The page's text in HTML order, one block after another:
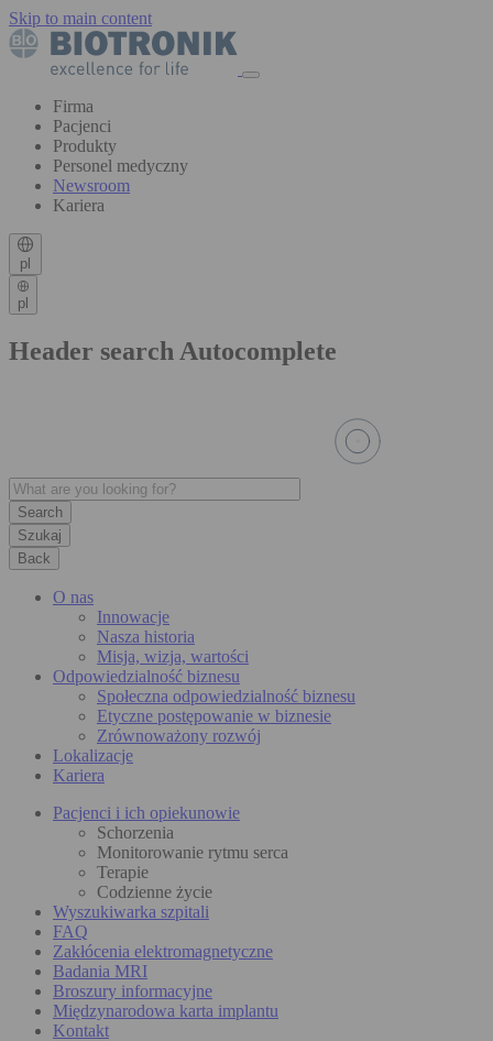
Skip to main content
Firma
Pacjenci
Produkty
Personel medyczny
Newsroom
Kariera
pl
pl
Header search Autocomplete
Szukaj
Back
O nas
Innowacje
Nasza historia
Misja, wizja, wartości
Odpowiedzialność biznesu
Społeczna odpowiedzialność biznesu
Etyczne postępowanie w biznesie
Zrównoważony rozwój
Lokalizacje
Kariera
Pacjenci i ich opiekunowie
Schorzenia
Monitorowanie rytmu serca
Terapie
Codzienne życie
Wyszukiwarka szpitali
FAQ
Zakłócenia elektromagnetyczne
Badania MRI
Broszury informacyjne
Międzynarodowa karta implantu
Kontakt